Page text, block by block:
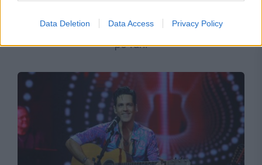
Data Deletion Data Access Privacy Policy
Trupa care făcea furori în România în anii
2000 revine pe scenă. Anunțul i-a entuziasmat
pe fani